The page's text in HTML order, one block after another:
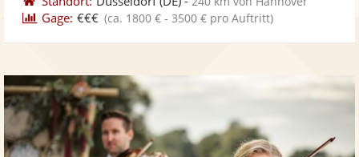
Gage: €€€ (ca. 1800 € - 3500 € pro Auftritt)